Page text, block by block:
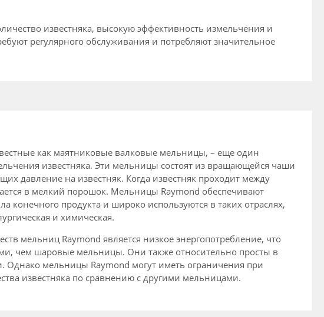
известняка, высокую эффективность измельчения и
регулярного обслуживания и потребляют значительное
как маятниковые валковые мельницы, – еще один
известняка. Эти мельницы состоят из вращающейся чаши
давление на известняк. Когда известняк проходит между
в мелкий порошок. Мельницы Raymond обеспечивают
конечного продукта и широко используются в таких отраслях,
и химическая.
мельниц Raymond является низкое энергопотребление, что
чем шаровые мельницы. Они также относительно просты в
Однако мельницы Raymond могут иметь ограничения при
известняка по сравнению с другими мельницами.